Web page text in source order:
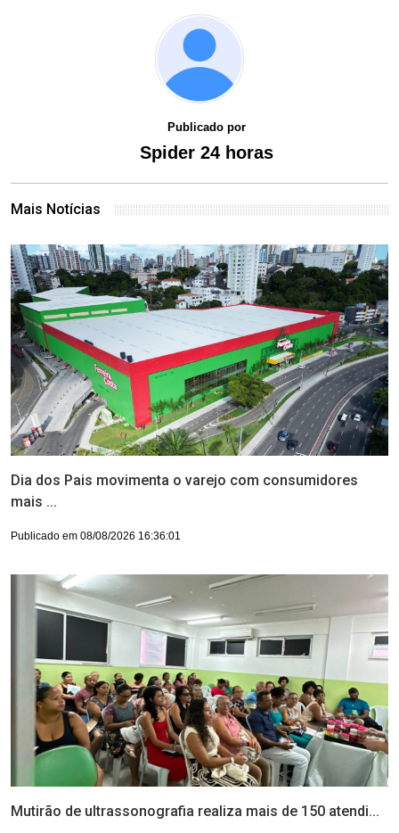
Publicado por
Spider 24 horas
Mais Notícias
Dia dos Pais movimenta o varejo com consumidores
mais ...
Publicado em 08/08/2026 16:36:01
Mutirão de ultrassonografia realiza mais de 150 atendi...